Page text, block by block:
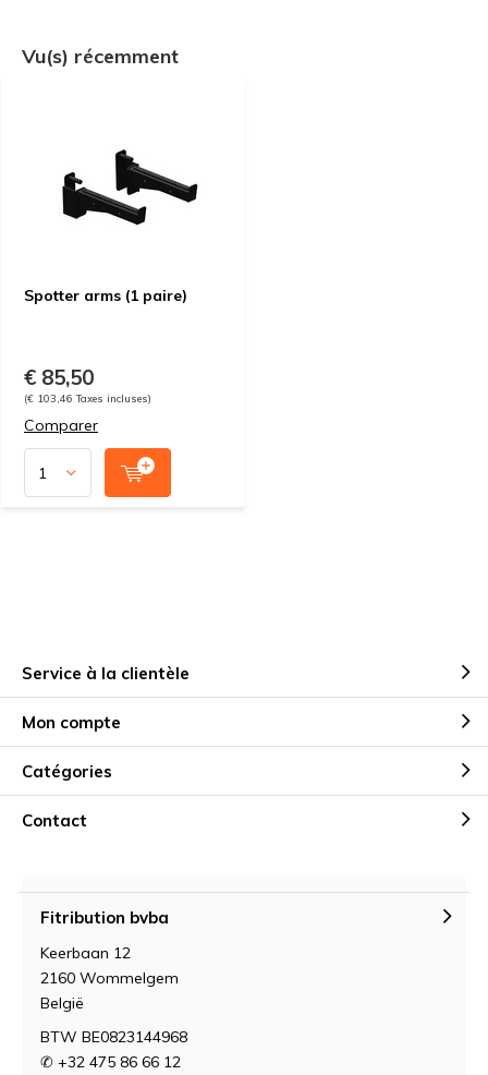
Vu(s) récemment
Spotter arms (1 paire)
€ 85,50
(€ 103,46 Taxes incluses)
Comparer
Service à la clientèle
Mon compte
Catégories
Contact
Fitribution bvba
Keerbaan 12
2160 Wommelgem
België
BTW BE0823144968
✆ +32 475 86 66 12